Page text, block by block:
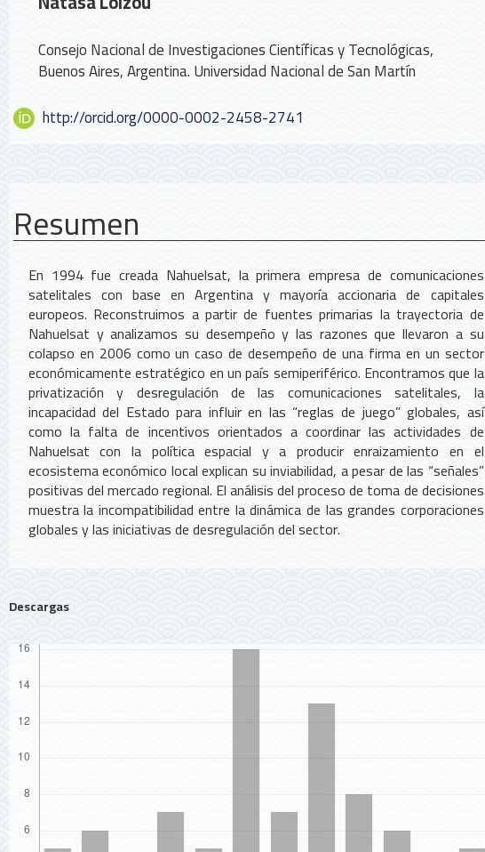
Consejo Nacional de Investigaciones Científicas y Tecnológicas,
Buenos Aires, Argentina. Universidad Nacional de San Martín
http://orcid.org/0000-0002-2458-2741
Resumen
En 1994 fue creada Nahuelsat, la primera empresa de comunicaciones
satelitales con base en Argentina y mayoría accionaria de capitales
europeos. Reconstruimos a partir de fuentes primarias la trayectoria de
Nahuelsat y analizamos su desempeño y las razones que llevaron a su
colapso en 2006 como un caso de desempeño de una firma en un sector
económicamente estratégico en un país semiperiférico. Encontramos que la
privatización y desregulación de las comunicaciones satelitales, la
incapacidad del Estado para influir en las “reglas de juego” globales, así
como la falta de incentivos orientados a coordinar las actividades de
Nahuelsat con la política espacial y a producir enraizamiento en el
ecosistema económico local explican su inviabilidad, a pesar de las “señales”
positivas del mercado regional. El análisis del proceso de toma de decisiones
muestra la incompatibilidad entre la dinámica de las grandes corporaciones
globales y las iniciativas de desregulación del sector.
Descargas